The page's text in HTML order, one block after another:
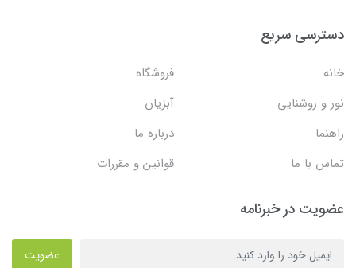
دسترسی سریع
خانه
فروشگاه
نور و روشنایی
آبزیان
راهنما
درباره ما
تماس با ما
قوانین و مقررات
عضویت در خبرنامه
عضویت